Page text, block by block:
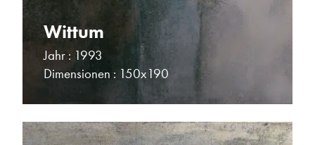
Wittum
Jahr : 1993
Dimensionen : 150x190